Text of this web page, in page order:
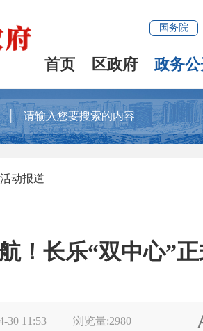
国务院
首页 区政府 政务
活动报道
！长乐“双中心”正
30 11:53 浏览量:2980